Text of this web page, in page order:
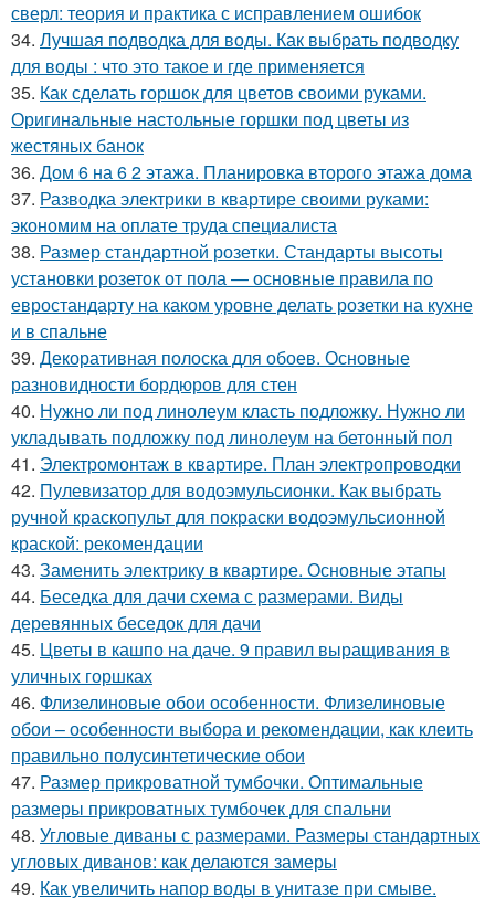
сверл: теория и практика с исправлением ошибок
34. Лучшая подводка для воды. Как выбрать подводку
для воды : что это такое и где применяется
35. Как сделать горшок для цветов своими руками.
Оригинальные настольные горшки под цветы из
жестяных банок
36. Дом 6 на 6 2 этажа. Планировка второго этажа дома
37. Разводка электрики в квартире своими руками:
экономим на оплате труда специалиста
38. Размер стандартной розетки. Стандарты высоты
установки розеток от пола — основные правила по
евростандарту на каком уровне делать розетки на кухне
и в спальне
39. Декоративная полоска для обоев. Основные
разновидности бордюров для стен
40. Нужно ли под линолеум класть подложку. Нужно ли
укладывать подложку под линолеум на бетонный пол
41. Электромонтаж в квартире. План электропроводки
42. Пулевизатор для водоэмульсионки. Как выбрать
ручной краскопульт для покраски водоэмульсионной
краской: рекомендации
43. Заменить электрику в квартире. Основные этапы
44. Беседка для дачи схема с размерами. Виды
деревянных беседок для дачи
45. Цветы в кашпо на даче. 9 правил выращивания в
уличных горшках
46. Флизелиновые обои особенности. Флизелиновые
обои – особенности выбора и рекомендации, как клеить
правильно полусинтетические обои
47. Размер прикроватной тумбочки. Оптимальные
размеры прикроватных тумбочек для спальни
48. Угловые диваны с размерами. Размеры стандартных
угловых диванов: как делаются замеры
49. Как увеличить напор воды в унитазе при смыве.